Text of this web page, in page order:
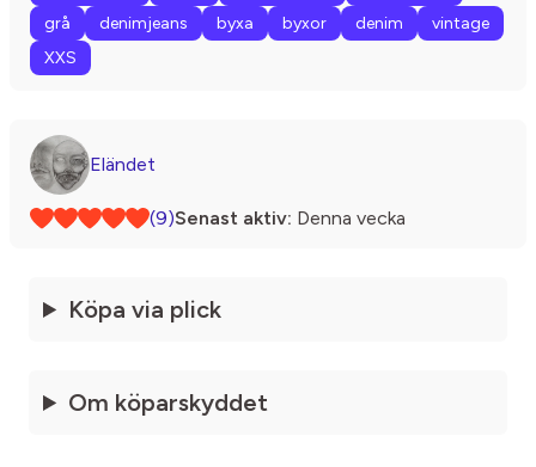
grå
denimjeans byxa byxor denim
vintage
XXS
Eländet
(9)Senast aktiv: Denna vecka
Köpa via plick
Om köparskyddet